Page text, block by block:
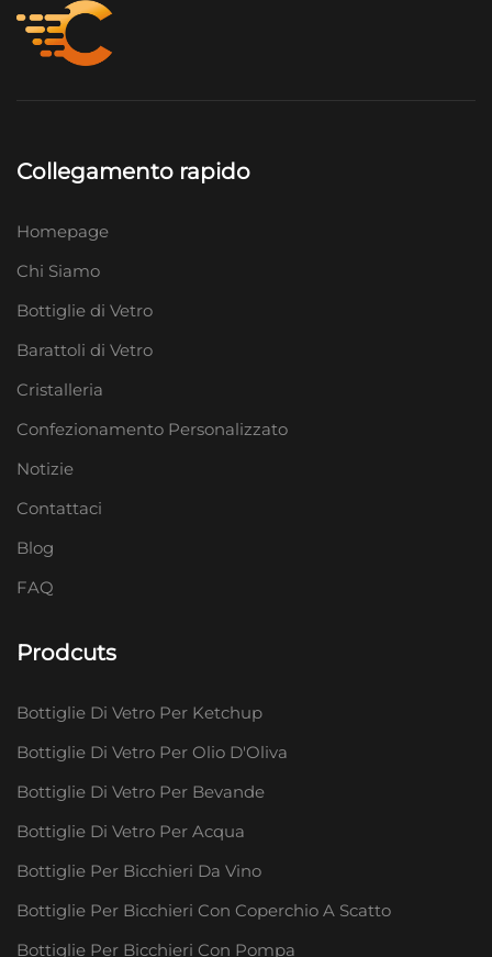
Collegamento rapido
Homepage
Chi Siamo
Bottiglie di Vetro
Barattoli di Vetro
Cristalleria
Confezionamento Personalizzato
Notizie
Contattaci
Blog
FAQ
Prodcuts
Bottiglie Di Vetro Per Ketchup
Bottiglie Di Vetro Per Olio D'Oliva
Bottiglie Di Vetro Per Bevande
Bottiglie Di Vetro Per Acqua
Bottiglie Per Bicchieri Da Vino
Bottiglie Per Bicchieri Con Coperchio A Scatto
Bottiglie Per Bicchieri Con Pompa